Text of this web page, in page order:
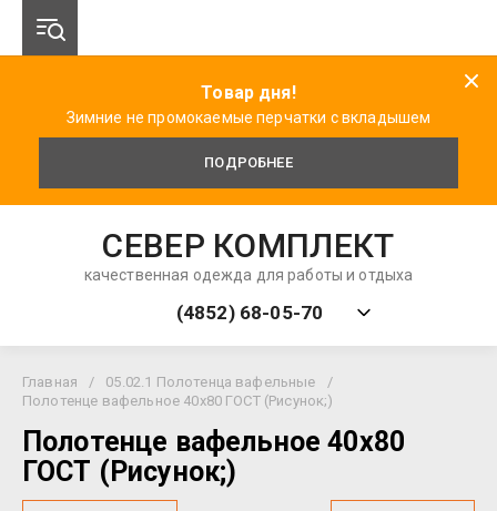
Товар дня!
Зимние не промокаемые перчатки с вкладышем
ПОДРОБНЕЕ
СЕВЕР КОМПЛЕКТ
качественная одежда для работы и отдыха
(4852) 68-05-70
Главная / 05.02.1 Полотенца вафельные
/
Полотенце вафельное 40х80 ГОСТ (Рисунок;)
Полотенце вафельное 40х80
ГОСТ (Рисунок;)